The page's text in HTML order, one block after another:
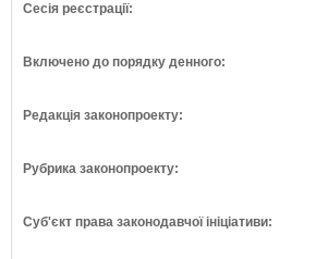
Сесія реєстрації:
Включено до порядку денного:
Редакція законопроекту:
Рубрика законопроекту:
Суб'єкт права законодавчої ініціативи: